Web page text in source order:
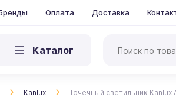
Оплата Доставка
Каталог
Kanlux Точечный светильник Kanlux